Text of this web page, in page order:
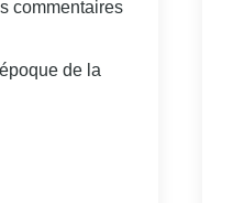
commentaires
de la